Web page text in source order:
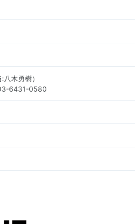
木勇樹）
6431-0580